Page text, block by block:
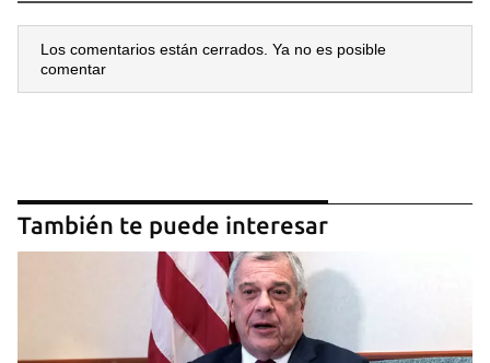
Los comentarios están cerrados. Ya no es posible
comentar
También te puede interesar